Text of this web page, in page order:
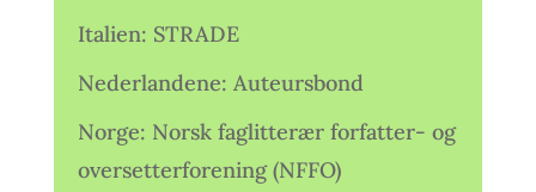
Italien: STRADE
Nederlandene: Auteursbond
Norge: Norsk faglitterær forfatter- og
oversetterforening (NFFO)